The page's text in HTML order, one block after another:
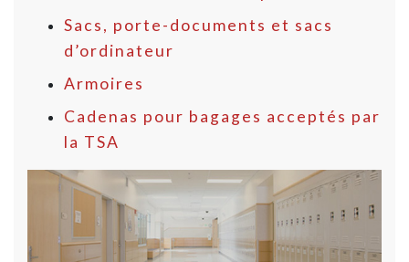
Sacs, porte-documents et sacs
d’ordinateur
Armoires
Cadenas pour bagages acceptés par
la TSA